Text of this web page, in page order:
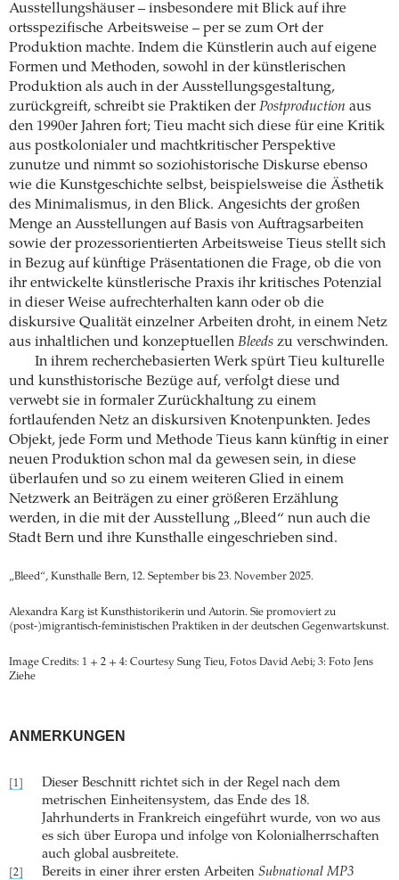
Ausstellungshäuser – insbesondere mit Blick auf ihre
ortsspezifische Arbeitsweise – per se zum Ort der
Produktion machte. Indem die Künstlerin auch auf eigene
Formen und Methoden, sowohl in der künstlerischen
Produktion als auch in der Ausstellungsgestaltung,
zurückgreift, schreibt sie Praktiken der Postproduction aus
den 1990er Jahren fort; Tieu macht sich diese für eine Kritik
aus postkolonialer und machtkritischer Perspektive
zunutze und nimmt so soziohistorische Diskurse ebenso
wie die Kunstgeschichte selbst, beispielsweise die Ästhetik
des Minimalismus, in den Blick. Angesichts der großen
Menge an Ausstellungen auf Basis von Auftragsarbeiten
sowie der prozessorientierten Arbeitsweise Tieus stellt sich
in Bezug auf künftige Präsentationen die Frage, ob die von
ihr entwickelte künstlerische Praxis ihr kritisches Potenzial
in dieser Weise aufrechterhalten kann oder ob die
diskursive Qualität einzelner Arbeiten droht, in einem Netz
aus inhaltlichen und konzeptuellen Bleeds zu verschwinden.
In ihrem recherchebasierten Werk spürt Tieu kulturelle
und kunsthistorische Bezüge auf, verfolgt diese und
verwebt sie in formaler Zurückhaltung zu einem
fortlaufenden Netz an diskursiven Knotenpunkten. Jedes
Objekt, jede Form und Methode Tieus kann künftig in einer
neuen Produktion schon mal da gewesen sein, in diese
überlaufen und so zu einem weiteren Glied in einem
Netzwerk an Beiträgen zu einer größeren Erzählung
werden, in die mit der Ausstellung „Bleed“ nun auch die
Stadt Bern und ihre Kunsthalle eingeschrieben sind.
„Bleed“, Kunsthalle Bern, 12. September bis 23. November 2025.
Alexandra Karg ist Kunsthistorikerin und Autorin. Sie promoviert zu
(post-)migrantisch-feministischen Praktiken in der deutschen Gegenwartskunst.
Image Credits: 1 + 2 + 4: Courtesy Sung Tieu, Fotos David Aebi; 3: Foto Jens
Ziehe
ANMERKUNGEN
[1]
Dieser Beschnitt richtet sich in der Regel nach dem
metrischen Einheitensystem, das Ende des 18.
Jahrhunderts in Frankreich eingeführt wurde, von wo aus
es sich über Europa und infolge von Kolonialherrschaften
auch global ausbreitete.
[2] Bereits in einer ihrer ersten Arbeiten Subnational MP3